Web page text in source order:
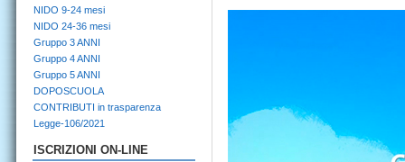
NIDO 9-24 mesi
NIDO 24-36 mesi
Gruppo 3 ANNI
Gruppo 4 ANNI
Gruppo 5 ANNI
DOPOSCUOLA
CONTRIBUTI in trasparenza
Legge-106/2021
ISCRIZIONI ON-LINE